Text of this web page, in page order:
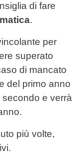
di fare
.
per
superato
di mancato
del primo anno
secondo e verrà
più volte,